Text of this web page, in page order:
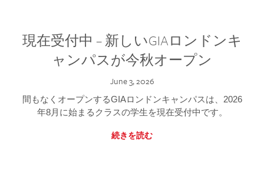
現在受付中 – 新しいGIAロンドンキ
ャンパスが今秋オープン
June 3, 2026
間もなくオープンするGIAロンドンキャンパスは、2026
年8月に始まるクラスの学生を現在受付中です。
続きを読む